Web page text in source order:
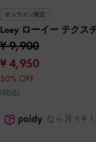
オンライン限定
Loey ローイー テクス
¥ 9,900
¥ 4,950
50% OFF
(税込)
なら月々¥